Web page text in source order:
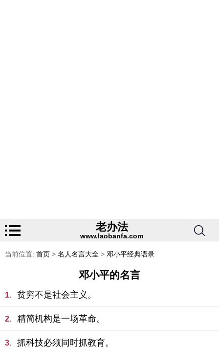
老办法
www.laobanfa.com
当前位置: 首页 > 名人名言大全 > 邓小平经典语录
邓小平的名言
1. 贫穷不是社会主义。
2. 精简机构是一场革命。
3. 抓科技必须同时抓教育。